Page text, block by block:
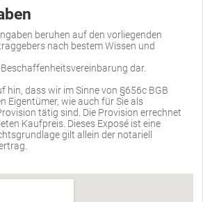
beruhen auf den vorliegenden
nach bestem Wissen und
dar.
hin, dass wir im Sinne von §656c BGB
Eigentümer, wie auch für Sie als
tätig sind. Die Provision errechnet
Kaufpreis. Dieses Exposé ist eine
gilt allein der notariell